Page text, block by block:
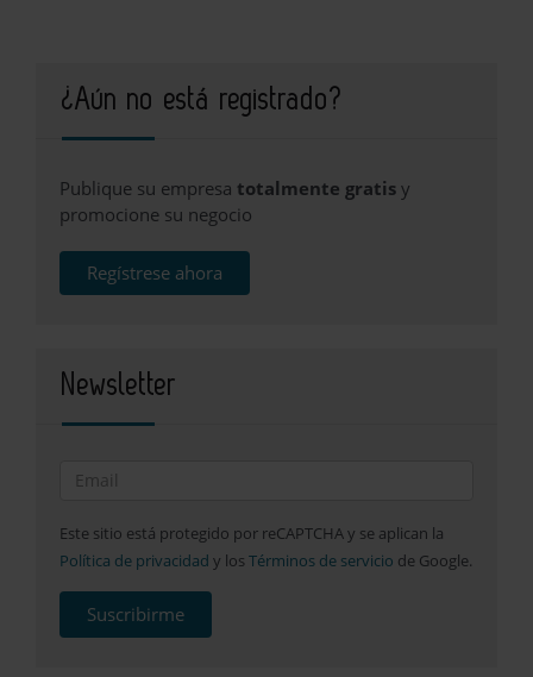
¿Aún no está registrado?
Publique su empresa totalmente gratis y
promocione su negocio
Regístrese ahora
Newsletter
Este sitio está protegido por reCAPTCHA y se aplican la
Política de privacidad y los Términos de servicio de Google.
Suscribirme